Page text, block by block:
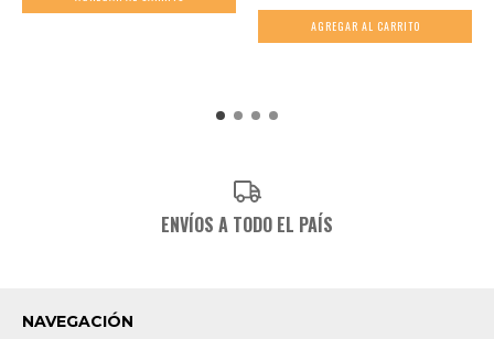
ENVÍOS A TODO EL PAÍS
NAVEGACIÓN